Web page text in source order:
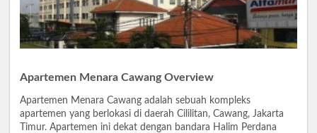
Apartemen Menara Cawang Overview
Apartemen Menara Cawang adalah sebuah kompleks
apartemen yang berlokasi di daerah Cililitan, Cawang, Jakarta
Timur. Apartemen ini dekat dengan bandara Halim Perdana